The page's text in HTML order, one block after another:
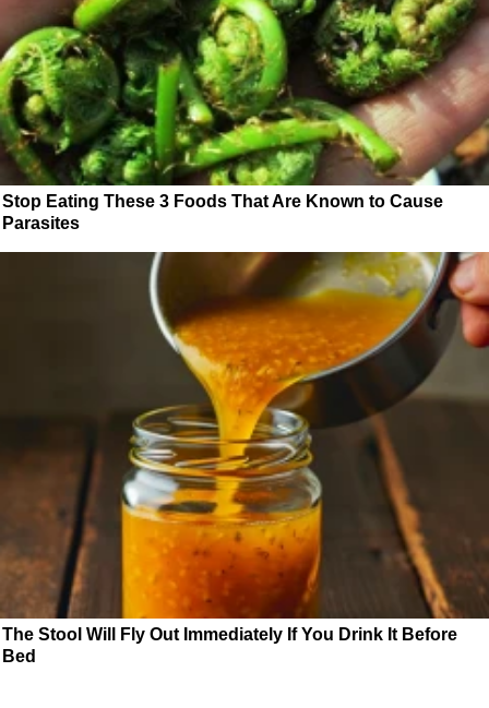
Stop Eating These 3 Foods That Are Known to Cause
Parasites
The Stool Will Fly Out Immediately If You Drink It Before
Bed